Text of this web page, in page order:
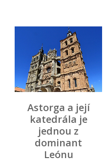
Astorga a její
katedrála je
jednou z
dominant
Leónu